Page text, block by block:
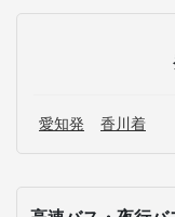
愛知発 香川着